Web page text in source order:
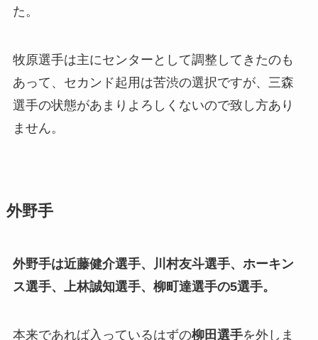
た。
牧原選手は主にセンターとして調整してきたのも
あって、セカンド起用は苦渋の選択ですが、三森
選手の状態があまりよろしくないので致し方あり
ません。
外野手
外野手は近藤健介選手、川村友斗選手、ホーキン
ス選手、上林誠知選手、柳町達選手の5選手。
本来であれば入っているはずの柳田選手を外しま